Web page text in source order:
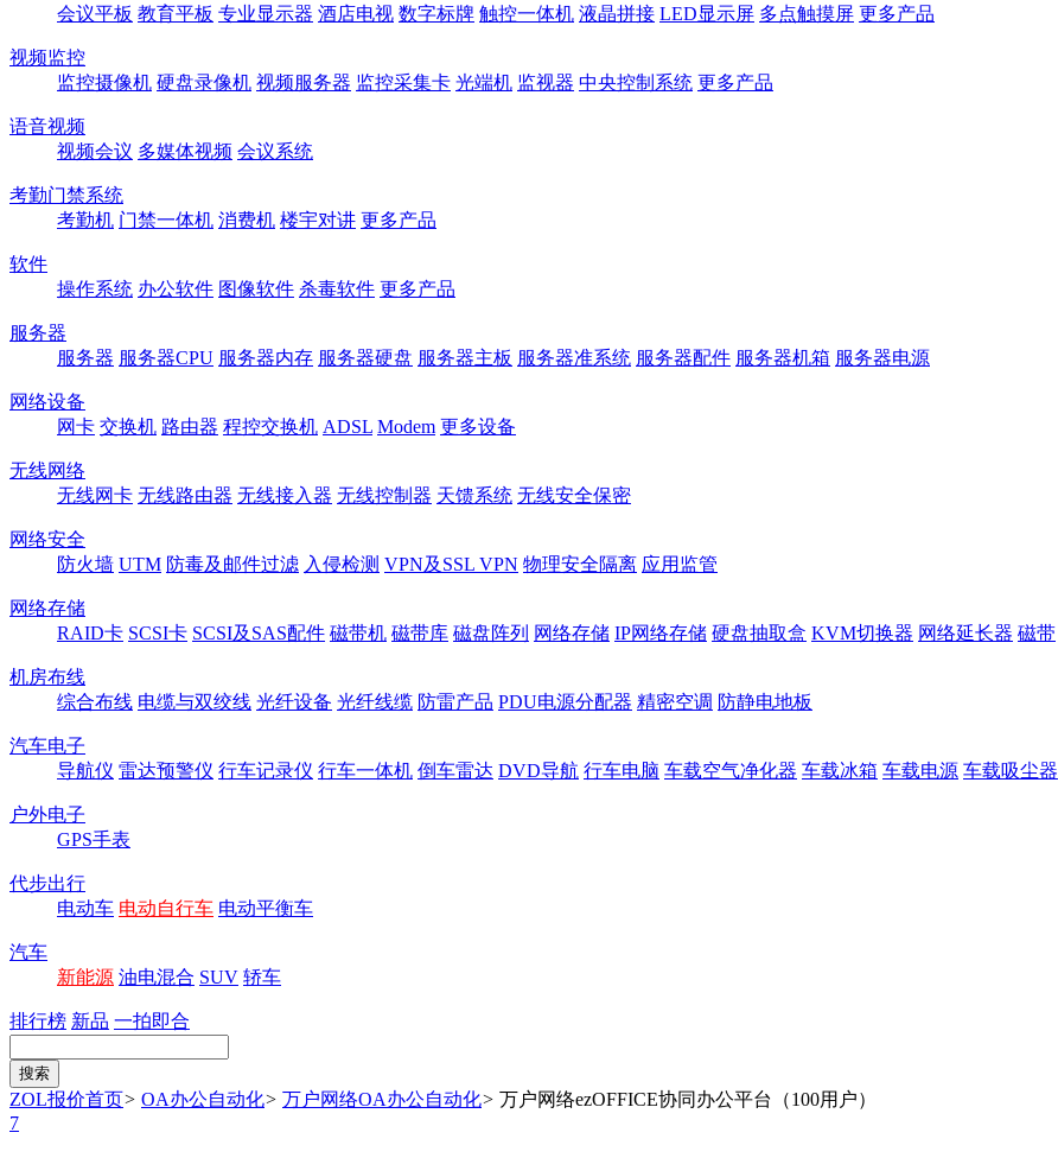
会议平板 教育平板 专业显示器 酒店电视 数字标牌 触控一体机 液晶拼接 LED显示屏 多点触摸屏 更多产品
视频监控
监控摄像机 硬盘录像机 视频服务器 监控采集卡 光端机 监视器 中央控制系统 更多产品
语音视频
视频会议 多媒体视频 会议系统
考勤门禁系统
考勤机 门禁一体机 消费机 楼宇对讲 更多产品
软件
操作系统 办公软件 图像软件 杀毒软件 更多产品
服务器
服务器 服务器CPU 服务器内存 服务器硬盘 服务器主板 服务器准系统 服务器配件 服务器机箱 服务器电源
网络设备
网卡 交换机 路由器 程控交换机 ADSL Modem 更多设备
无线网络
无线网卡 无线路由器 无线接入器 无线控制器 天馈系统 无线安全保密
网络安全
防火墙 UTM 防毒及邮件过滤 入侵检测 VPN及SSL VPN 物理安全隔离 应用监管
网络存储
RAID卡 SCSI卡 SCSI及SAS配件 磁带机 磁带库 磁盘阵列 网络存储 IP网络存储 硬盘抽取盒 KVM切换器 网络延长器 磁带
机房布线
综合布线 电缆与双绞线 光纤设备 光纤线缆 防雷产品 PDU电源分配器 精密空调 防静电地板
汽车电子
导航仪 雷达预警仪 行车记录仪 行车一体机 倒车雷达 DVD导航 行车电脑 车载空气净化器 车载冰箱 车载电源 车载吸尘器
户外电子
GPS手表
代步出行
电动车 电动自行车 电动平衡车
汽车
新能源 油电混合 SUV 轿车
排行榜 新品 一拍即合
ZOL报价首页> OA办公自动化> 万户网络OA办公自动化> 万户网络ezOFFICE协同办公平台（100用户）
7